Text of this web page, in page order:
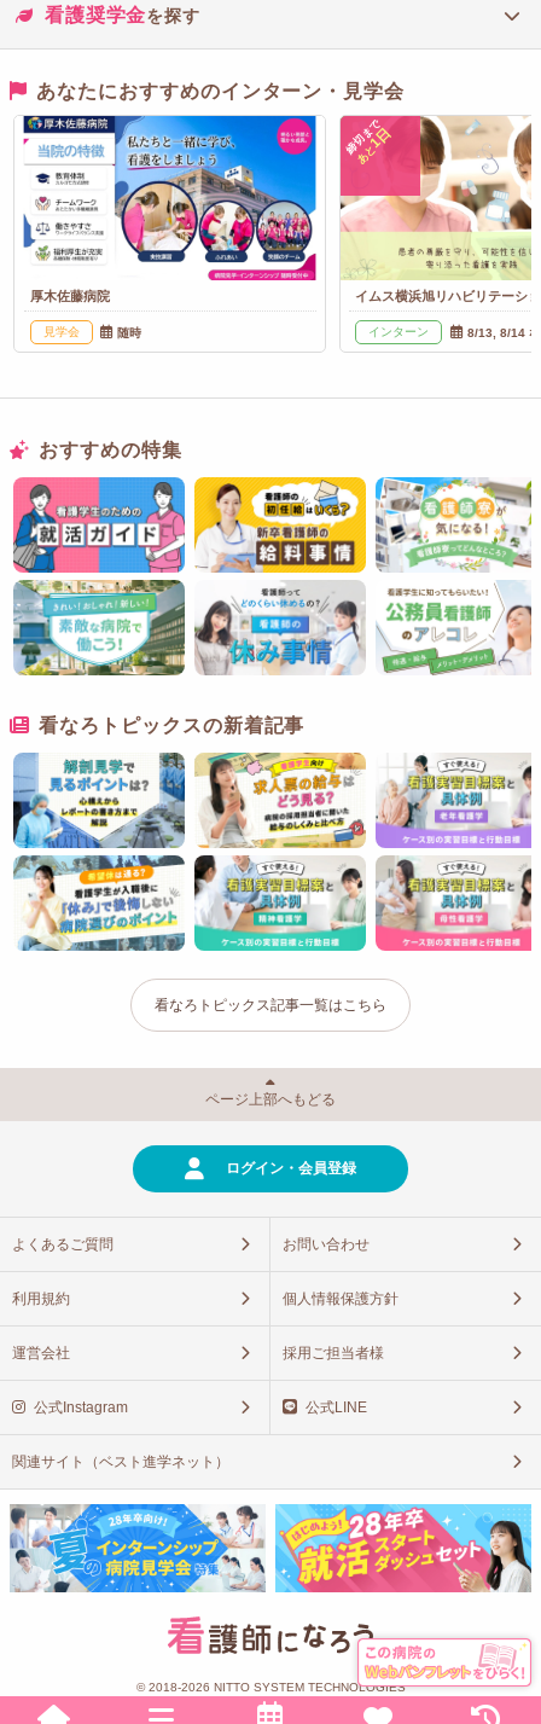
看護奨学金を探す
あなたにおすすめのインターン・見学会
厚木佐藤病院
見学会 随時
締切まで
あと
1日
イムス横浜旭リハビリテーシ
インターン 8/13, 8/14
おすすめの特集
看なろトピックスの新着記事
看なろトピックス記事一覧はこちら
ページ上部へもどる
ログイン・会員登録
よくあるご質問 お問い合わせ
利用規約 個人情報保護方針
運営会社 採用ご担当者様
公式Instagram 公式LINE
関連サイト（ベスト進学ネット）
© 2018-2026 NITTO SYSTEM TECHNOLOGIES